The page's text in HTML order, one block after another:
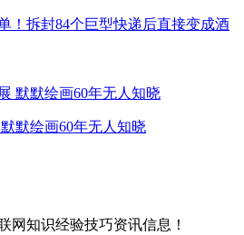
！拆封84个巨型快递后直接变成酒
默绘画60年无人知晓
网知识经验技巧资讯信息！